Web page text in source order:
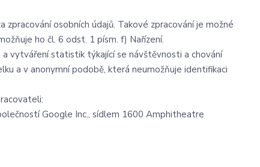
osobních údajů. Takové zpracování je možné
ho čl. 6 odst. 1 písm. f) Nařízení.
vytváření statistik týkající se návštěvnosti a chování
a v anonymní podobě, která neumožňuje identifikaci
Google Inc., sídlem 1600 Amphitheatre